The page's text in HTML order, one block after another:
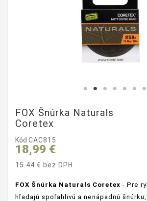
FOX Šnúrka Naturals
Coretex
Kód CAC815
18,99 €
15.44 € bez DPH
FOX Šnúrka Naturals Coretex - Pre
hľadajú spoľahlivú a nenápadnú šnúrku,